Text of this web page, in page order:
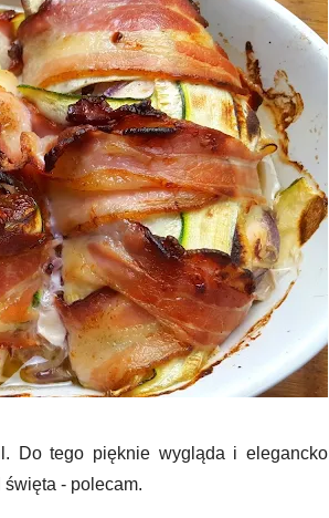
Do tego pięknie wygląda i elegancko
- polecam.